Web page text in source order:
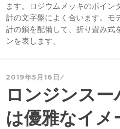
ます。ロジウムメッキのポイン
計の文字盤によく合います。モ
計の鎖を配備して、折り畳み式
ンを表します。
2019年5月16日
ロンジンス
は優雅なイメ